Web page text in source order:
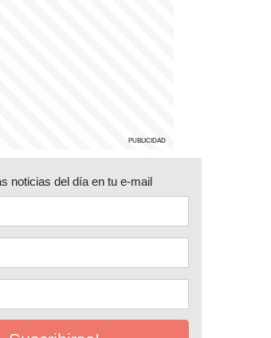
noticias del día en tu e-mail